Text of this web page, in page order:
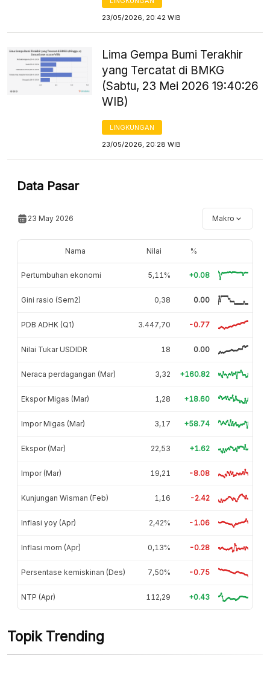
23/05/2026, 20:42 WIB
Lima Gempa Bumi Terakhir
yang Tercatat di BMKG
(Sabtu, 23 Mei 2026 19:40:26
WIB)
LINGKUNGAN
23/05/2026, 20:28 WIB
Data Pasar
23 May 2026 Makro
Nama Nilai %
Pertumbuhan ekonomi 5,11% +0.08
Gini rasio (Sem2) 0,38 0.00
PDB ADHK (Q1) 3.447,70 -0.77
Nilai Tukar USDIDR 18 0.00
Neraca perdagangan (Mar) 3,32 +160.82
Ekspor Migas (Mar) 1,28 +18.60
Impor Migas (Mar) 3,17 +58.74
Ekspor (Mar) 22,53 +1.62
Impor (Mar) 19,21 -8.08
Kunjungan Wisman (Feb) 1,16 -2.42
Inflasi yoy (Apr) 2,42% -1.06
Inflasi mom (Apr) 0,13% -0.28
Persentase kemiskinan (Des) 7,50% -0.75
NTP (Apr) 112,29 +0.43
Topik Trending